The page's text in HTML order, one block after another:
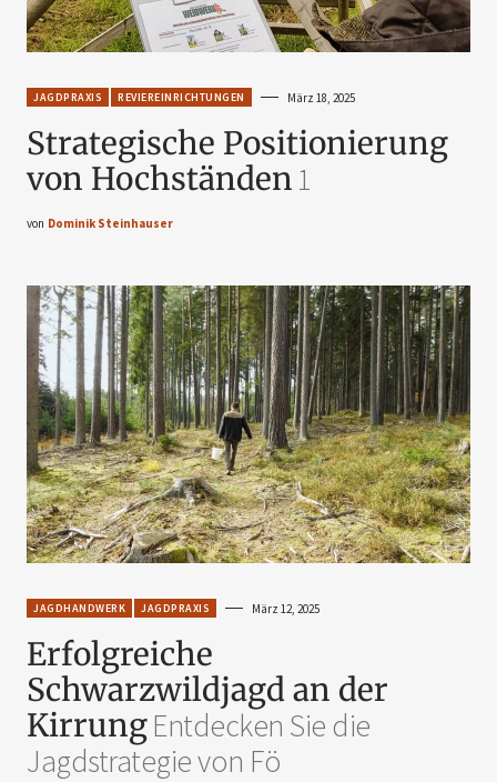
JAGDPRAXIS REVIEREINRICHTUNGEN März 18, 2025
Strategische Positionierung
von Hochständen1
von Dominik Steinhauser
JAGDHANDWERK JAGDPRAXIS März 12, 2025
Erfolgreiche
Schwarzwildjagd an der
KirrungEntdecken Sie die
Jagdstrategie von Fö